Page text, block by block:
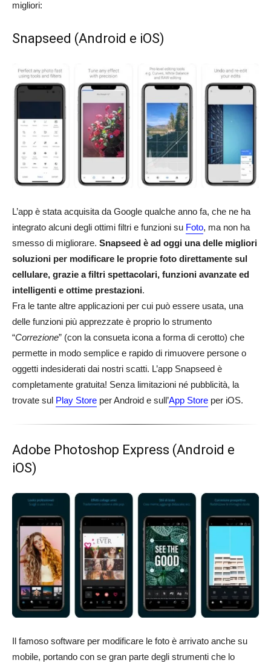
migliori:
Snapseed (Android e iOS)
L’app è stata acquisita da Google qualche anno fa, che ne ha
integrato alcuni degli ottimi filtri e funzioni su Foto, ma non ha
smesso di migliorare. Snapseed è ad oggi una delle migliori
soluzioni per modificare le proprie foto direttamente sul
cellulare, grazie a filtri spettacolari, funzioni avanzate ed
intelligenti e ottime prestazioni.
Fra le tante altre applicazioni per cui può essere usata, una
delle funzioni più apprezzate è proprio lo strumento
“Correzione” (con la consueta icona a forma di cerotto) che
permette in modo semplice e rapido di rimuovere persone o
oggetti indesiderati dai nostri scatti. L’app Snapseed è
completamente gratuita! Senza limitazioni né pubblicità, la
trovate sul Play Store per Android e sull’App Store per iOS.
Adobe Photoshop Express (Android e
iOS)
Il famoso software per modificare le foto è arrivato anche su
mobile, portando con se gran parte degli strumenti che lo